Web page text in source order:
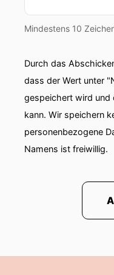
Mindestens 10
Durch das
dass der Wert unter
gespeichert wird und
kann. Wir speichern
personenbezogene
Namens ist freiwillig.